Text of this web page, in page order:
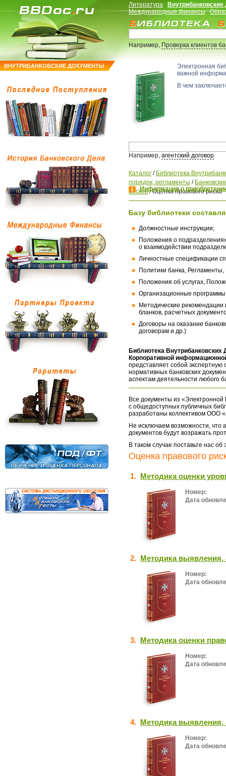
ВНУТРИБАНКОВСКИЕ ДОКУМЕНТЫ
Литература
Международные финансы
Например,Проверка клиентов
Электронная
важной
В чем
Например, агентский договор
Каталог / Библиотека
порядок, регламенты /
рисков/Оценка правового риска
Информация о
Базу библиотеки
Должностные инструкции;
Положения о
о взаимодействии
Личностные спецификации
Политики банка,
Положения об услугах,
Организационные
Методические
бланков, расчетных
Договоры на оказание
договорам и др.)
Библиотека
Корпоративной
представляет собой экспертную
нормативных банковских
аспектам деятельности любого
Все документы из «Электронной
с общедоступных публичных
разработаны коллективом ООО
Не исключаем возможности, что
документов будут возражать
В таком случае поставьте нас
Оценка правового
1. Методика оценки
Номер:
Дата
2. Методика выявления,
Номер:
Дата
3. Методика оценки
Номер:
Дата
4. Методика выявления,
Номер:
Дата